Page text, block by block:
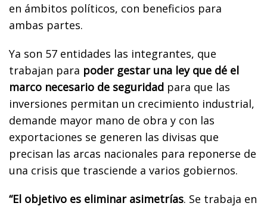
en ámbitos políticos, con beneficios para
ambas partes.
Ya son 57 entidades las integrantes, que
trabajan para poder gestar una ley que dé el
marco necesario de seguridad para que las
inversiones permitan un crecimiento industrial,
demande mayor mano de obra y con las
exportaciones se generen las divisas que
precisan las arcas nacionales para reponerse de
una crisis que trasciende a varios gobiernos.
“El objetivo es eliminar asimetrías. Se trabaja en